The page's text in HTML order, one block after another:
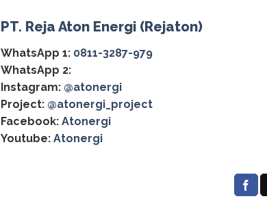
PT. Reja Aton Energi (Rejaton)
WhatsApp 1: 0811-3287-979
WhatsApp 2:
Instagram: @atonergi
Project: @atonergi_project
Facebook: Atonergi
Youtube: Atonergi